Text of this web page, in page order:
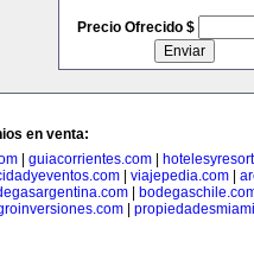
Precio Ofrecido $
en venta:
guiacorrientes.com
| viajepedia.com|
|